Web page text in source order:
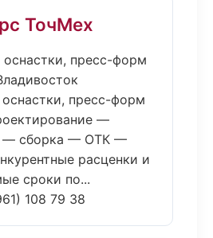
ТочМех
оснастки, пресс-форм
оснастки, пресс-форм
—
— сборка — ОТК —
расценки и
сроки по...
108 79 38